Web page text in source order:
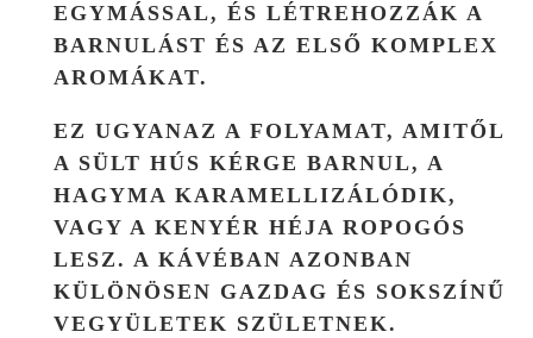
EGYMÁSSAL, ÉS LÉTREHOZZÁK A
BARNULÁST ÉS AZ ELSŐ KOMPLEX
AROMÁKAT.
EZ UGYANAZ A FOLYAMAT, AMITŐL
A SÜLT HÚS KÉRGE BARNUL, A
HAGYMA KARAMELLIZÁLÓDIK,
VAGY A KENYÉR HÉJA ROPOGÓS
LESZ. A KÁVÉBAN AZONBAN
KÜLÖNÖSEN GAZDAG ÉS SOKSZÍNŰ
VEGYÜLETEK SZÜLETNEK.